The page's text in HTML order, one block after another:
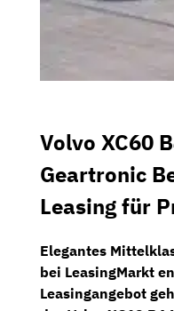
Volvo XC60
Geartronic
Leasing für
Elegantes
bei LeasingMarkt
Leasingangebot